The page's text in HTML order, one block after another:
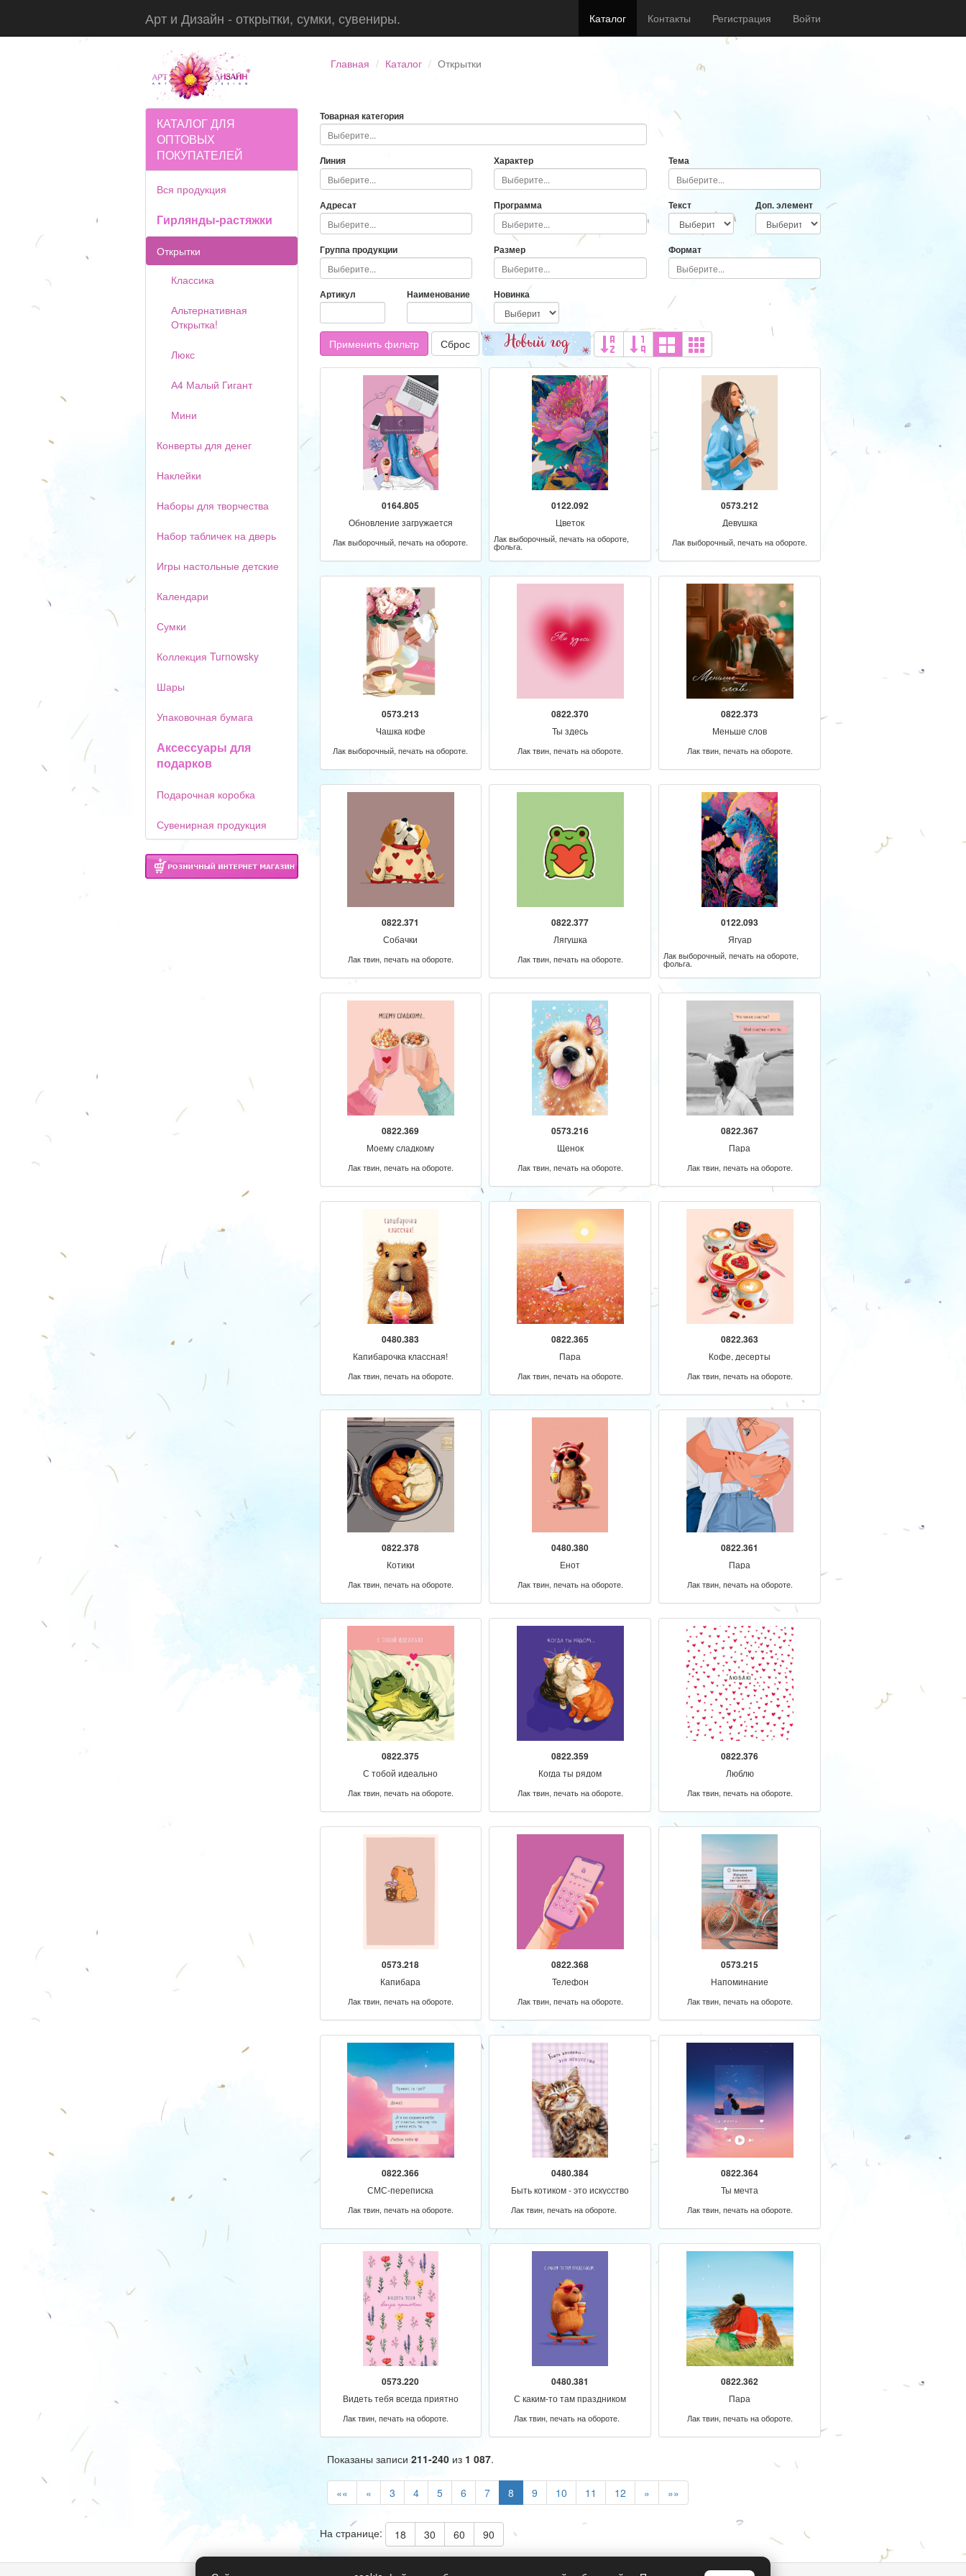
Арт и Дизайн - открытки, сумки, сувениры. Каталог Контакты Регистрация Войти
Главная Каталог Открытки
КАТАЛОГ ДЛЯ
ОПТОВЫХ
ПОКУПАТЕЛЕЙ
Вся продукция
Гирлянды-растяжки
Открытки
Классика
Альтернативная
Открытка!
Люкс
А4 Малый Гигант
Мини
Конверты для денег
Наклейки
Наборы для творчества
Набор табличек на дверь
Игры настольные детские
Календари
Сумки
Коллекция Turnowsky
Шары
Упаковочная бумага
Аксессуары для
подарков
Подарочная коробка
Сувенирная продукция
Товарная категория
Линия Характер Тема
Адресат Программа Текст Доп. элемент
Группа продукции Размер Формат
Артикул Наименование Новинка
Применить фильтр Сброс
0164.805
Обновление загружается
Лак выборочный, печать на обороте.
0122.092
Цветок
Лак выборочный, печать на обороте,
фольга.
0573.212
Девушка
Лак выборочный, печать на обороте.
0573.213
Чашка кофе
Лак выборочный, печать на обороте.
0822.370
Ты здесь
Лак твин, печать на обороте.
0822.373
Меньше слов
Лак твин, печать на обороте.
0822.371
Собачки
Лак твин, печать на обороте.
0822.377
Лягушка
Лак твин, печать на обороте.
0122.093
Ягуар
Лак выборочный, печать на обороте,
фольга.
0822.369
Моему сладкому
Лак твин, печать на обороте.
0573.216
Щенок
Лак твин, печать на обороте.
0822.367
Пара
Лак твин, печать на обороте.
0480.383
Капибарочка классная!
Лак твин, печать на обороте.
0822.365
Пара
Лак твин, печать на обороте.
0822.363
Кофе, десерты
Лак твин, печать на обороте.
0822.378
Котики
Лак твин, печать на обороте.
0480.380
Енот
Лак твин, печать на обороте.
0822.361
Пара
Лак твин, печать на обороте.
0822.375
С тобой идеально
Лак твин, печать на обороте.
0822.359
Когда ты рядом
Лак твин, печать на обороте.
0822.376
Люблю
Лак твин, печать на обороте.
0573.218
Капибара
Лак твин, печать на обороте.
0822.368
Телефон
Лак твин, печать на обороте.
0573.215
Напоминание
Лак твин, печать на обороте.
0822.366
СМС-переписка
Лак твин, печать на обороте.
0480.384
Быть котиком - это искусство
Лак твин, печать на обороте.
0822.364
Ты мечта
Лак твин, печать на обороте.
0573.220
Видеть тебя всегда приятно
Лак твин, печать на обороте.
0480.381
С каким-то там праздником
Лак твин, печать на обороте.
0822.362
Пара
Лак твин, печать на обороте.
Показаны записи 211-240из 1 087.
«« « 3 4 5 6 7 8 9 10 11 12 » »»
На странице: 18 30 60 90